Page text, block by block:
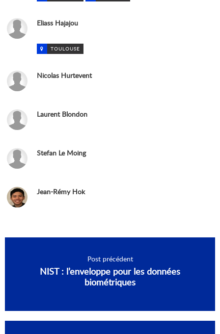
Eliass Hajajou
TOULOUSE
Nicolas Hurtevent
Laurent Blondon
Stefan Le Moing
Jean-Rémy Hok
Post précédent
NIST : l’enveloppe pour les données
biométriques